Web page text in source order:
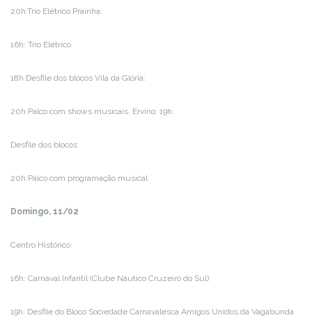
20h:Trio Elétrico Prainha:
16h: Trio Elétrico
18h:Desfile dos blocos Vila da Glória:
20h:Palco com shows musicais. Ervino: 19h:
Desfile dos blocos
20h:Palco com programação musical
Domingo, 11/02
Centro Histórico:
16h: Carnaval Infantil (Clube Náutico Cruzeiro do Sul)
19h: Desfile do Bloco Sociedade Carnavalesca Amigos Unidos da Vagabunda